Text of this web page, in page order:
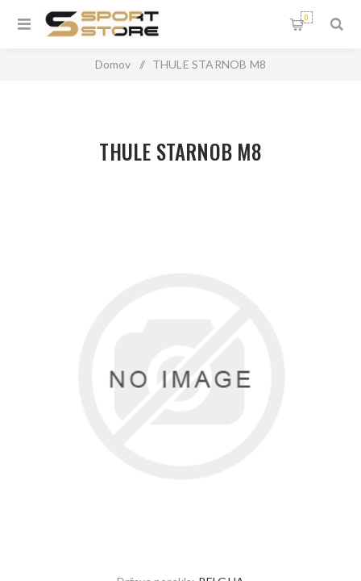
0
Domov / THULE STARNOB M8
THULE STARNOB M8